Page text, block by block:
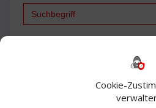
Cookie-
Bautagebuch
Exchange firewall